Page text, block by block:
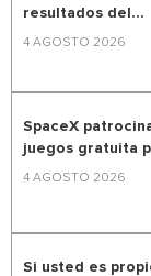
resultados del...
4 AGOSTO 2026
SpaceX
juegos gratuita
4 AGOSTO 2026
Si usted es